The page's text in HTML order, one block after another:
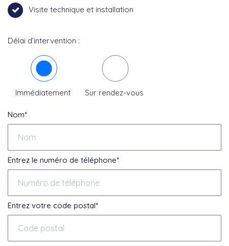
Visite technique et installation
Délai d’intervention :
Immédiatement Sur rendez-vous
Nom*
Entrez le numéro de téléphone*
Entrez votre code postal*